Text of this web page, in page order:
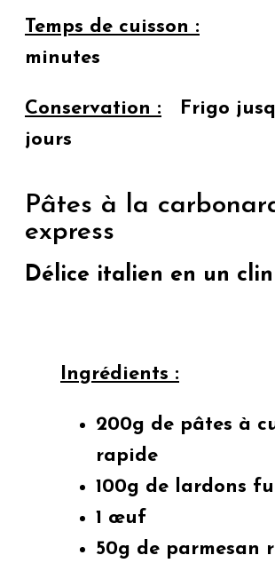
Temps de cuisson :
minutes
Conservation : Frigo
jours
Pâtes à la
express
Délice italien en un
Ingrédients :
200g de pâtes à
rapide
100g de lardons
1 œuf
50g de parmesan